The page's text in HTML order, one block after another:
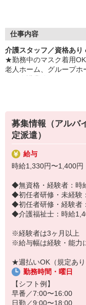
など、安心して長く続
「せっかく働くならキ
☆★必要な資格や経験
□ 介護職員初任者研修
ブランクがあってもし
仕事内容
介護スタッフ／資格あり
★勤務中のマスク着用OK
老人ホーム、グループホ
・薬やおしぼりの準備な
・体操や季節ごとのレク
・歩行、車椅子の介助
・見守り
※施設により異なります
20代・30代・40代・50
若手からミドル、中高
中！
「すぐに働けるところは
「しっかり稼げるアルバ
募集情報（アルバ
定派遣）
給与
時給1,330円〜1,400円
◆無資格・経験者：時
◆初任者研修・未経験
◆初任者研修・経験者
◆介護福祉士：時給
※経験者は3ヶ月以上
※給与幅は経験・能力
★週払いOK（規定あり
勤務時間・曜日
【シフト例】
早番／7:00〜16:00
日勤／9:00〜18:00